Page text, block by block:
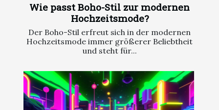
Wie passt Boho-Stil zur modernen
Hochzeitsmode?
Der Boho-Stil erfreut sich in der modernen
Hochzeitsmode immer größerer Beliebtheit
und steht für...